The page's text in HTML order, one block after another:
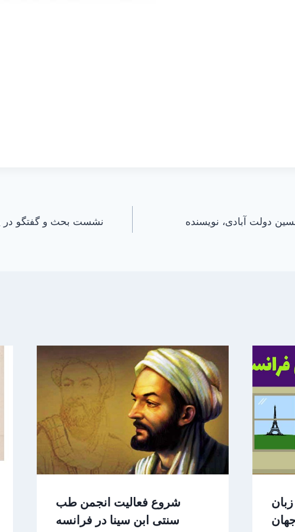
نشست بحث و گفتگو در
دولت آبادی، نویسنده
شروع فعالیت انجمن طب
سنتی ابن سینا در فرانسه